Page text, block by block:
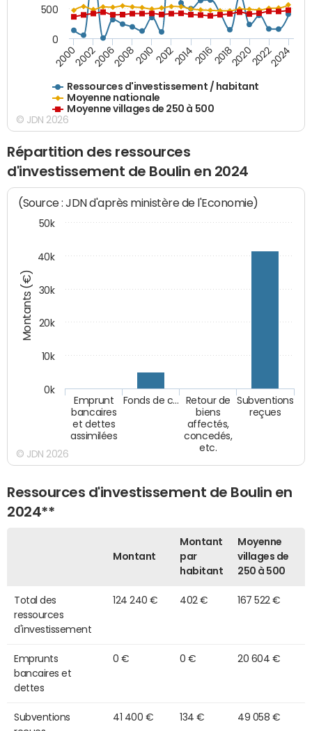
Ressources d'investissement / habitant
Moyenne nationale
Moyenne villages de 250 à 500
200020022006200820102012201420162018202020222024
0
500
© JDN 2026
Répartition des ressources
d'investissement de Boulin en 2024
Montants (€)
(Source : JDN d'après ministère de l'Economie)
Emprunt
bancaires
et dettes
assimilées
Fonds de c…
Retour de
biens
affectés,
concedés,
etc.
Subventions
reçues
0k
10k
20k
30k
40k
50k
© JDN 2026
Ressources d'investissement de Boulin en
2024**
Montant
Montant
par
habitant
Moyenne
villages de
250 à 500
Total des
ressources
d'investissement
124 240 € 402 € 167 522 €
Emprunts
bancaires et
dettes
0 € 0 € 20 604 €
Subventions
41 400 € 134 € 49 058 €